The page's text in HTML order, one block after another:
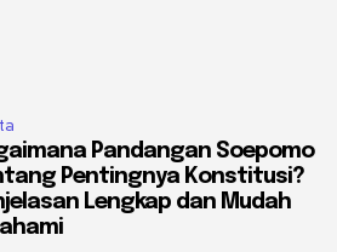
Pandangan Soepomo
Pentingnya Konstitusi?
Lengkap dan Mudah